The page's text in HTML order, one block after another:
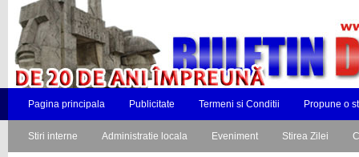
Pagina principala Publicitate Termeni si Conditii Propune o
Stiri interne Administratie locala Eveniment Stirea Zilei